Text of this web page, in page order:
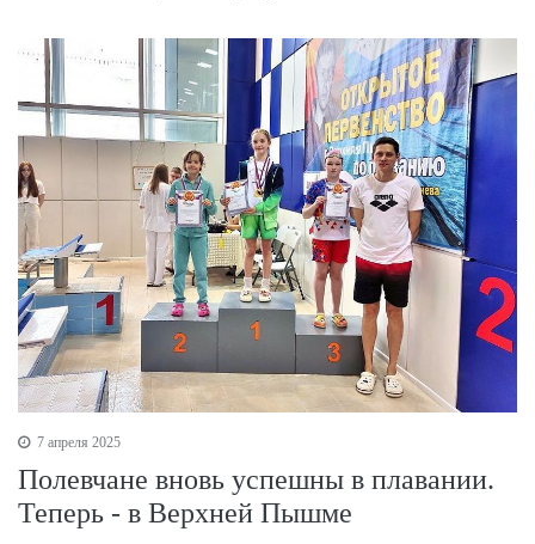
7 апреля 2025
Полевчане вновь успешны в плавании.
Теперь - в Верхней Пышме